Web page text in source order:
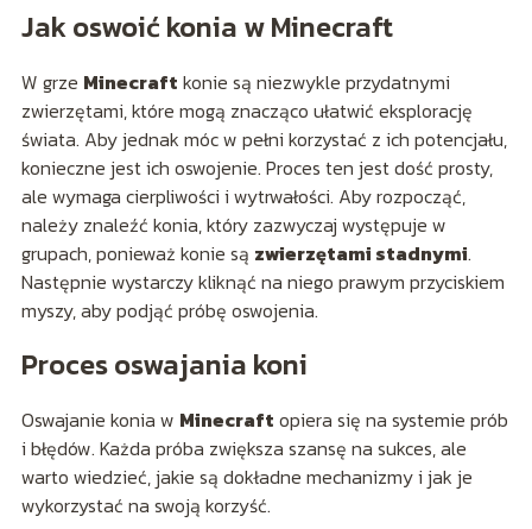
Jak oswoić konia w Minecraft
W grze Minecraft konie są niezwykle przydatnymi
zwierzętami, które mogą znacząco ułatwić eksplorację
świata. Aby jednak móc w pełni korzystać z ich potencjału,
konieczne jest ich oswojenie. Proces ten jest dość prosty,
ale wymaga cierpliwości i wytrwałości. Aby rozpocząć,
należy znaleźć konia, który zazwyczaj występuje w
grupach, ponieważ konie są zwierzętami stadnymi.
Następnie wystarczy kliknąć na niego prawym przyciskiem
myszy, aby podjąć próbę oswojenia.
Proces oswajania koni
Oswajanie konia w Minecraft opiera się na systemie prób
i błędów. Każda próba zwiększa szansę na sukces, ale
warto wiedzieć, jakie są dokładne mechanizmy i jak je
wykorzystać na swoją korzyść.